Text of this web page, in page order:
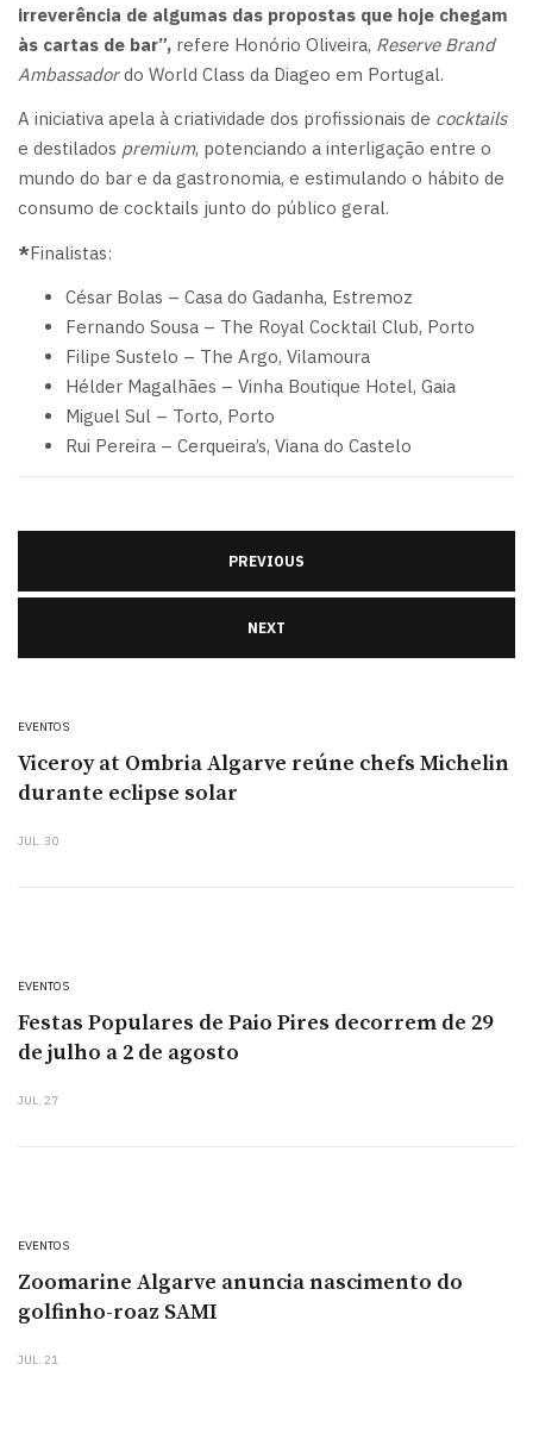
irreverência de algumas das propostas que hoje chegam
às cartas de bar”, refere Honório Oliveira, Reserve Brand
Ambassadordo World Class da Diageo em Portugal.
A iniciativa apela à criatividade dos profissionais de cocktails
e destilados premium, potenciando a interligação entre o
mundo do bar e da gastronomia, e estimulando o hábito de
consumo de cocktails junto do público geral.
*Finalistas:
César Bolas – Casa do Gadanha, Estremoz
Fernando Sousa – The Royal Cocktail Club, Porto
Filipe Sustelo – The Argo, Vilamoura
Hélder Magalhães – Vinha Boutique Hotel, Gaia
Miguel Sul – Torto, Porto
Rui Pereira – Cerqueira’s, Viana do Castelo
PREVIOUS
NEXT
EVENTOS
Viceroy at Ombria Algarve reúne chefs Michelin
durante eclipse solar
JUL. 30
EVENTOS
Festas Populares de Paio Pires decorrem de 29
de julho a 2 de agosto
JUL. 27
EVENTOS
Zoomarine Algarve anuncia nascimento do
golfinho-roaz SAMI
JUL. 21